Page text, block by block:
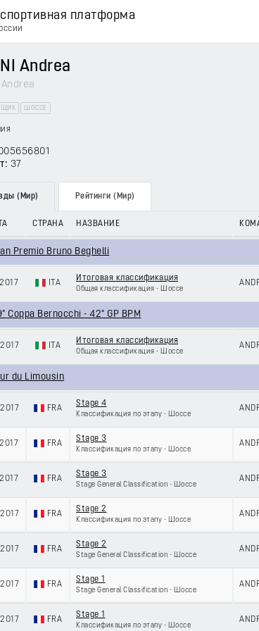
платформа
Andrea
ШОССЕ
37
(Мир) Рейтинги (Мир)
СТРАНА НАЗВАНИЕ
Premio Bruno Beghelli
ITA
Итоговая классификация
Общая классификация - Шоссе
Coppa Bernocchi - 42° GP BPM
ITA
Итоговая классификация
Общая классификация - Шоссе
du Limousin
FRA
Stage 4
Классификация по этапу - Шоссе
FRA
Stage 3
Классификация по этапу - Шоссе
FRA
Stage 3
Stage General Classification - Шоссе
FRA
Stage 2
Классификация по этапу - Шоссе
FRA
Stage 2
Stage General Classification - Шоссе
FRA
Stage 1
Stage General Classification - Шоссе
FRA
Stage 1
Классификация по этапу - Шоссе